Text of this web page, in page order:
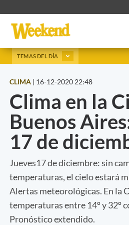
TEMAS DEL DÍA
CLIMA | 16-12-2020 22:48
Clima en la
Buenos
17 de
Jueves17 de diciembre: sin
temperaturas, el cielo estará
Alertas meteorológicas. En la
temperaturas entre 14º y 32º
Pronóstico extendido.